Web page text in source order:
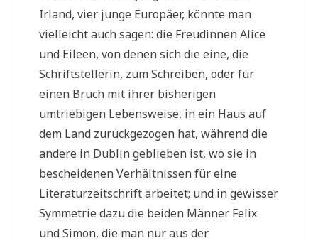
Irland, vier junge Europäer, könnte man
vielleicht auch sagen: die Freudinnen Alice
und Eileen, von denen sich die eine, die
Schriftstellerin, zum Schreiben, oder für
einen Bruch mit ihrer bisherigen
umtriebigen Lebensweise, in ein Haus auf
dem Land zurückgezogen hat, während die
andere in Dublin geblieben ist, wo sie in
bescheidenen Verhältnissen für eine
Literaturzeitschrift arbeitet; und in gewisser
Symmetrie dazu die beiden Männer Felix
und Simon, die man nur aus der